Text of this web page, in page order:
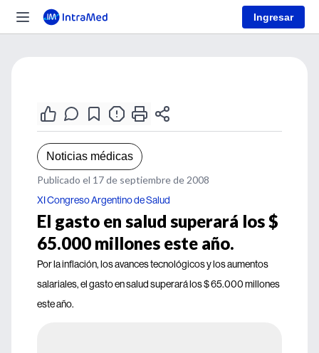
Ingresar
Noticias médicas
Publicado el 17 de septiembre de 2008
XI Congreso Argentino de Salud
El gasto en salud superará los $
65.000 millones este año.
Por la inflación, los avances tecnológicos y los aumentos
salariales, el gasto en salud superará los $ 65.000 millones
este año.